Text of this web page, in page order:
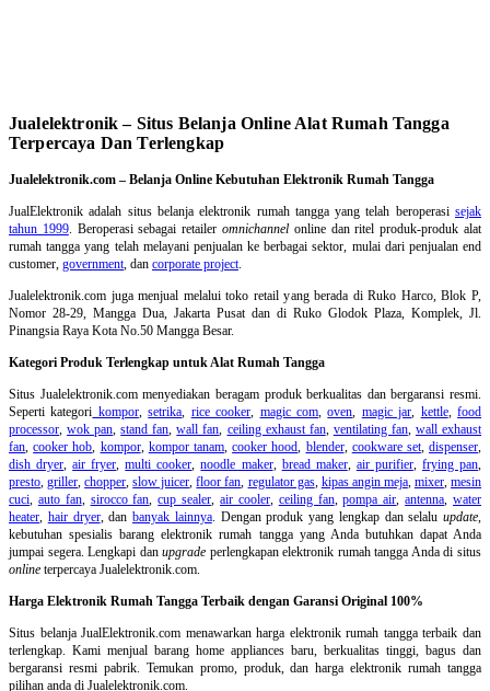
Jualelektronik – Situs Belanja Online Alat Rumah Tangga
Terpercaya Dan Terlengkap
Jualelektronik.com – Belanja Online Kebutuhan Elektronik Rumah Tangga
JualElektronik adalah situs belanja elektronik rumah tanggayang telah beroperasisejak
tahun 1999. Beroperasi sebagai retaileromnichannel online dan ritel produk-produk alat
rumah tangga yang telah melayani penjualan ke berbagai sektor, mulai dari penjualan end
customer, government, dan corporate project.
Jualelektronik.com juga menjual melalui toko retail yang berada di Ruko Harco, Blok P,
Nomor 28-29, Mangga Dua, Jakarta Pusat dan di Ruko Glodok Plaza, Komplek, Jl.
Pinangsia Raya Kota No.50 Mangga Besar.
Kategori Produk Terlengkap untuk Alat Rumah Tangga
Situs Jualelektronik.com menyediakan beragam produk berkualitas dan bergaransi resmi.
Seperti kategori kompor,setrika, rice cooker, magic com,oven, magic jar, kettle,food
processor,wok pan,stand fan,wall fan, ceiling exhaust fan, ventilating fan, wall exhaust
fan,cooker hob, kompor, kompor tanam,cooker hood, blender, cookware set,dispenser,
dish dryer,air fryer,multi cooker,noodle maker, bread maker, air purifier, frying pan,
presto,griller,chopper,slow juicer,floor fan, regulator gas, kipas angin meja, mixer,mesin
cuci, auto fan, sirocco fan,cup sealer,air cooler, ceiling fan,pompa air,antenna,water
heater, hair dryer, dan banyak lainnya. Dengan produk yang lengkap dan selalu update,
kebutuhan spesialis barang elektronik rumah tangga yang Anda butuhkan dapat Anda
jumpai segera. Lengkapi danupgrade perlengkapan elektronik rumah tangga Anda di situs
online terpercaya Jualelektronik.com.
Harga Elektronik Rumah Tangga Terbaik dengan Garansi Original 100%
Situs belanjaJualElektronik.com menawarkan harga elektronik rumah tangga terbaik dan
terlengkap. Kami menjual barang home appliances baru, berkualitas tinggi, bagus dan
bergaransi resmi pabrik. Temukan promo, produk, dan harga elektronik rumah tangga
pilihan anda di Jualelektronik.com.